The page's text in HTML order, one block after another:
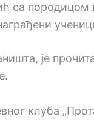
са породицом
је
клуба